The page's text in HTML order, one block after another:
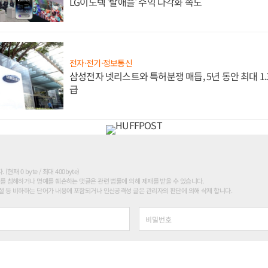
전자·전기·정보통신
삼성전자 넷리스트와 특허분쟁 매듭, 5년 동안 최대
급
. (현재 0 byte / 최대 400byte)
침해하거나 명예를 훼손하는 댓글은 관련 법률에 의해 제재를 받을 수 있습니다.
등 비하하는 단어가 내용에 포함되거나 인신공격성 글은 관리자의 판단에 의해 삭제 합니다.